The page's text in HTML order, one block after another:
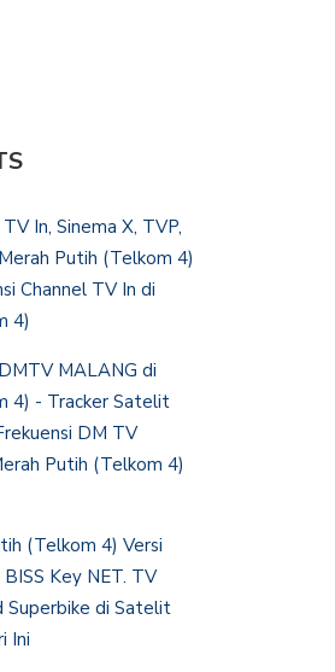
In, Sinema X, TVP,
Putih (Telkom 4)
Channel TV In di
4)
MALANG di
4) - Tracker Satelit
DM TV
Putih (Telkom 4)
(Telkom 4) Versi
BISS Key NET. TV
Superbike di Satelit
Ini